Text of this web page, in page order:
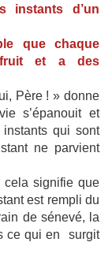
instants d’un
que chaque
fruit et a des
Père ! » donne
s’épanouit et
qui sont
ne parvient
cela signifie que
est rempli du
de sénevé, la
ce qui en
surgit